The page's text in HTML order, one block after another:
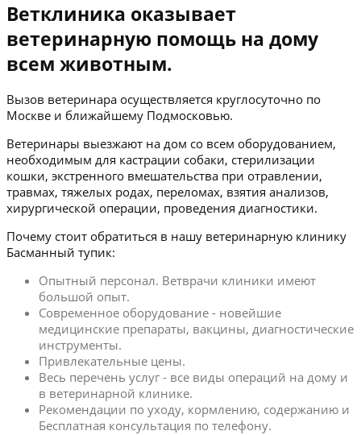
Ветклиника оказывает
ветеринарную помощь на дому
всем животным.
Вызов ветеринара осуществляется круглосуточно по
Москве и ближайшему Подмосковью.
Ветеринары выезжают на дом со всем оборудованием,
необходимым для кастрации собаки, стерилизации
кошки, экстренного вмешательства при отравлении,
травмах, тяжелых родах, переломах, взятия анализов,
хирургической операции, проведения диагностики.
Почему стоит обратиться в нашу ветеринарную клинику
Басманный тупик:
Опытный персонал. Ветврачи клиники имеют
большой опыт.
Современное оборудование - новейшие
медицинские препараты, вакцины, диагностические
инструменты.
Привлекательные цены.
Весь перечень услуг - все виды операций на дому и
в ветеринарной клинике.
Рекомендации по уходу, кормлению, содержанию и
Бесплатная консультация по телефону.